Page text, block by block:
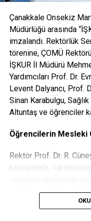
Hizmet Dökümü (Yurt
haricinde yaşayanlar
7- Ticari ve zirai geliri
8- Öğrencinin
İban No Belge (Ziraat
hesapları olan
taşımak zorundadırlar)
hariç)
oluştur seçeneği ile
Çanakkale Onsekiz
Müdürlüğü arasında
imzalandı. Rektörlük
törenine, ÇOMÜ
İŞKUR İl Müdürü
Yardımcıları Prof. Dr.
Levent Dalyancı, Prof.
Sinan Karabulgu,
Altuntaş ve öğrenciler
Öğrencilerin Mesleki
Rektör Prof. Dr. R.
konuşmada,
verdiklerini belirterek
2024 yılında 1.440